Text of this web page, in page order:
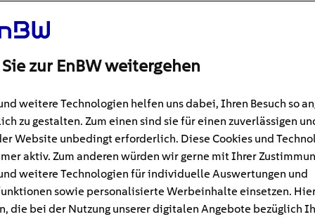
zur EnBW weitergehen
weitere Technologien helfen uns dabei, Ihren Besuch so
zu gestalten. Zum einen sind sie für einen zuverlässigen
Website unbedingt erforderlich. Diese Cookies und
aktiv. Zum anderen würden wir gerne mit Ihrer
weitere Technologien für individuelle Auswertungen und
sowie personalisierte Werbeinhalte einsetzen.
die bei der Nutzung unserer digitalen Angebote bezüglich